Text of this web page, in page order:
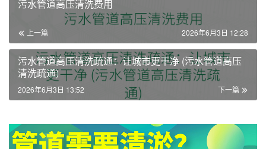
污水管道高压清洗费用
上一篇 2026年6月3日 12:28
污水管道高压清洗疏通：让城市更干净 (污水管道高压
清洗疏通)
下一篇
2026年6月3日 13:52